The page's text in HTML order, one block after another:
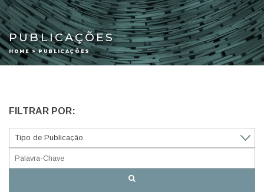
PUBLICAÇÕES
HOME > PUBLICAÇÕES
FILTRAR POR: